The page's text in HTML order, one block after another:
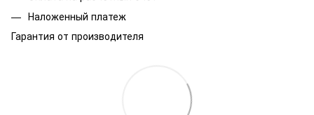
Наложенный платеж
Гарантия от производителя